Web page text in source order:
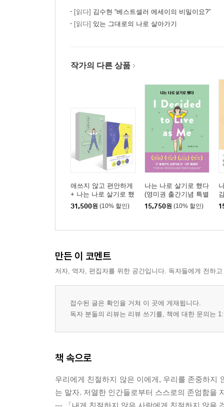
[읽다] 김수현 “베스트셀러 에세이의 비밀이요?”
[읽다] 있는 그대로의 나로 살아가기
작가의 다른 상품
애쓰지 않고 편안하게
+ 나는 나로 살기로 했
다
31,500원 (10% 할인)
나는 나로 살기로 했다
(영미권 출간기념 특별
판)
15,750원 (10% 할인)
만든 이 코멘트
저자, 역자, 편집자를 위한 공간입니다. 독자들에게 전하
접수된 글은 확인을 거쳐 이 곳에 게재됩니다.
독자 분들의 리뷰는 리뷰 쓰기를, 책에 대한 문의는
책 속으로
우리에게 친절하지 않은 이에게, 우리를 존중하지
는 말자. 저열한 인간들로부터 스스로의 존엄함을